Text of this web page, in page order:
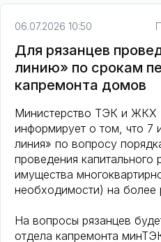
06.07.2026 10:50
Для рязанцев
линию» по срокам
капремонта домов
Министерство ТЭК и ЖКХ
информирует о том, что 7
линия» по вопросу
проведения капитального
имущества
необходимости) на более
На вопросы рязанцев
отдела капремонта